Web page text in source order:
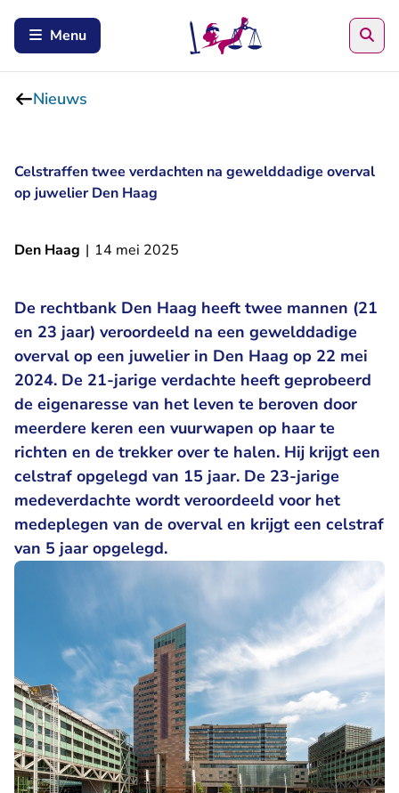
Menu
Nieuws
Celstraffen twee verdachten na gewelddadige overval
op juwelier Den Haag
Den Haag | 14 mei 2025
De rechtbank Den Haag heeft twee mannen (21
en 23 jaar) veroordeeld na een gewelddadige
overval op een juwelier in Den Haag op 22 mei
2024. De 21-jarige verdachte heeft geprobeerd
de eigenaresse van het leven te beroven door
meerdere keren een vuurwapen op haar te
richten en de trekker over te halen. Hij krijgt een
celstraf opgelegd van 15 jaar. De 23-jarige
medeverdachte wordt veroordeeld voor het
medeplegen van de overval en krijgt een celstraf
van 5 jaar opgelegd.